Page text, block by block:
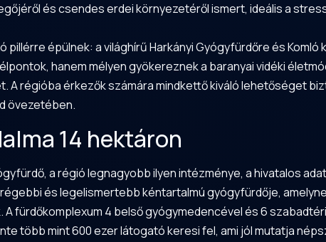
és csendes erdei környezetéről ismert, ideális a
épülnek: a világhírű Harkányi Gyógyfürdőre és Komló
hanem mélyen gyökereznek a baranyai vidéki
régióba érkezők számára mindkettő kiváló lehetőséget
övezetében.
14 hektáron
a régió legnagyobb ilyen intézménye, a hivatalos
és legelismertebb kéntartalmú gyógyfürdője,
fürdőkomplexum 4 belső gyógymedencével és 6
több mint 600 ezer látogató keresi fel, ami jól mutatja